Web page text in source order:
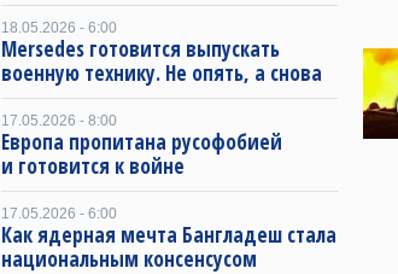
18.05.2026 - 6:00
Mersedes готовится выпускать
военную технику. Не опять, а снова
17.05.2026 - 8:00
Европа пропитана русофобией
и готовится к войне
17.05.2026 - 6:00
Как ядерная мечта Бангладеш стала
национальным консенсусом